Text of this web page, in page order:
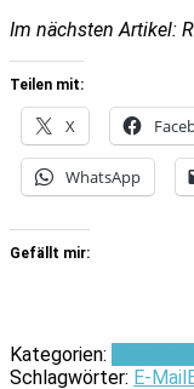
Im nächsten Artikel:
Teilen mit:
X
WhatsApp
Gefällt mir:
Kategorien:
Schlagwörter: E-Mail